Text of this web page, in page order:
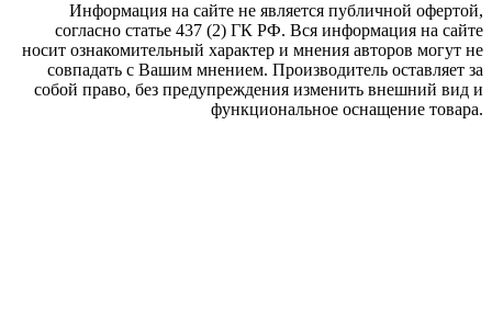
Информация на сайте не является публичной офертой,
согласно статье 437 (2) ГК РФ. Вся информация на сайте
носит ознакомительный характер и мнения авторов могут не
совпадать с Вашим мнением. Производитель оставляет за
собой право, без предупреждения изменить внешний вид и
функциональное оснащение товара.